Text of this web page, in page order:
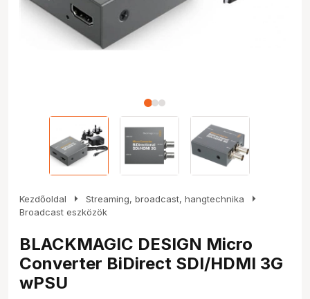
Kezdőoldal arrow_right Streaming, broadcast, hangtechnika arrow_right
Broadcast eszközök
BLACKMAGIC DESIGN Micro
Converter BiDirect SDI/HDMI 3G
wPSU